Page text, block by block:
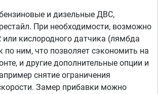
и дизельные ДВС,
При необходимости, возможно
или кислородного датчика (лямбда
по ним, что позволяет сэкономить на
и другие дополнительные опции и
снятие ограничения
Замер прибавки можно